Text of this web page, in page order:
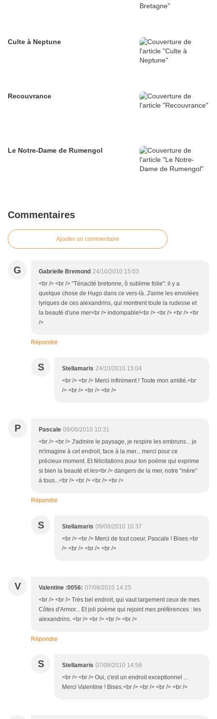
Culte à Neptune
Recouvrance
Le Notre-Dame de Rumengol
Commentaires
Ajouter un commentaire
G Gabrielle Bremond 24/10/2010 15:03
<br /> <br /> "Ténacité bretonne, ô sublime folie": il y a
quelque chose de Hugo dans ce vers-là. J'aime les envolées
lyriques de ces alexandrins, qui montrent toute la rudesse et
la beauté d'une mer<br /> indompable!<br /> <br /> <br /> <br
/>
Répondre
S Stellamaris 24/10/2010 15:04
<br /> <br /> Merci infiniment ! Toute mon amitié.<br
/> <br /> <br /> <br />
P Pascale 09/08/2010 10:31
<br /> <br /> J'admire le paysage, je respire les embruns... je
m'imagine à cet endroit, face à la mer... merci pour ce
précieux moment. Et félicitations pour ton poème qui exprime
si bien la beauté et les<br /> dangers de la mer, notre "mère"
à tous...<br /> <br /> <br /> <br />
Répondre
S Stellamaris 09/08/2010 10:37
<br /> <br /> Merci de tout coeur, Pascale ! Bises.<br
/> <br /> <br /> <br />
V Valentine :0056: 07/08/2010 14:25
<br /> <br /> Très bel endroit, qui vaut largement ceux de mes
Côtes d'Armor... Et joli poème qui rejoint mes préférences : les
alexandrins. <br /> <br /> <br /> <br />
Répondre
S Stellamaris 07/08/2010 14:58
<br /> <br /> Oui, c'est un endroit exceptionnel ...
Merci Valentine ! Bises.<br /> <br /> <br /> <br />